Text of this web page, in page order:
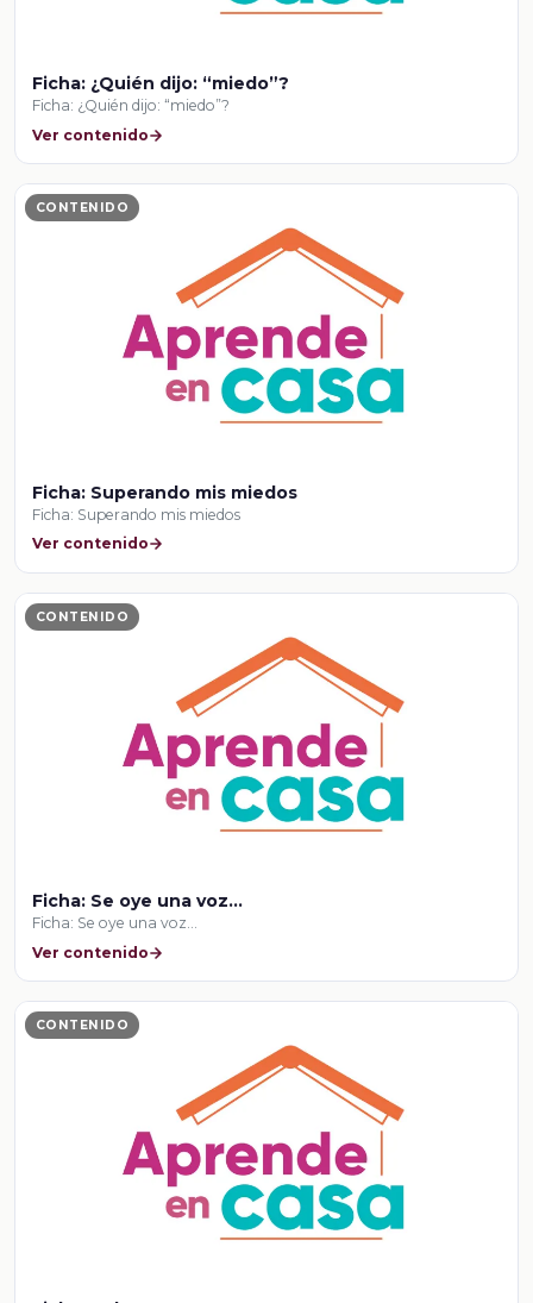
Ficha: ¿Quién dijo: “miedo”?
Ficha: ¿Quién dijo: “miedo”?
Ver contenido
CONTENIDO
Ficha: Superando mis miedos
Ficha: Superando mis miedos
Ver contenido
CONTENIDO
Ficha: Se oye una voz…
Ficha: Se oye una voz…
Ver contenido
CONTENIDO